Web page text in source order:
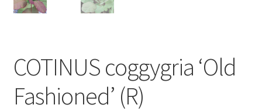
COTINUS coggygria ‘Old
Fashioned’ (R)